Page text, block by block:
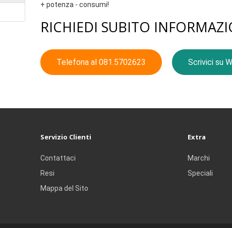
+ potenza - consumi!
RICHIEDI SUBITO
Telefona al 081.5702623 Scrivici su
Servizio Clienti
Contattaci
Resi
Mappa del Sito
Extra
Marchi
Speciali